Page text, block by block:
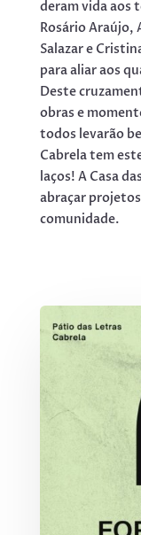
deram vida aos
Rosário Araújo,
Salazar e
para aliar aos
Deste
obras e
todos levarão
Cabrela tem
laços! A Casa
abraçar
comunidade.